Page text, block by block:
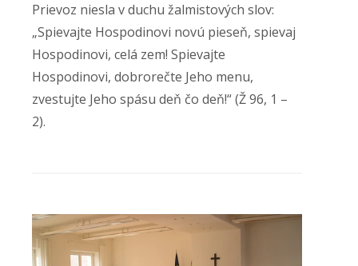
Prievoz niesla v duchu žalmistových slov:
„Spievajte Hospodinovi novú pieseň, spievaj
Hospodinovi, celá zem! Spievajte
Hospodinovi, dobrorečte Jeho menu,
zvestujte Jeho spásu deň čo deň!“ (Ž 96, 1 –
2).